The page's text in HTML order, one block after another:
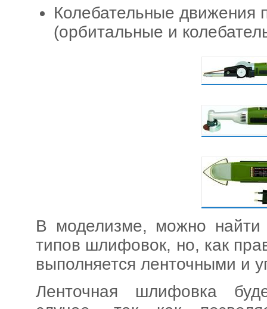
Колебательные движения
(орбитальные и
В моделизме, можно найти
типов шлифовок, но, как
выполняется ленточными и
Ленточная шлифовка